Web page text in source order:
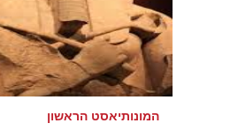
המונותיאסט הראשון